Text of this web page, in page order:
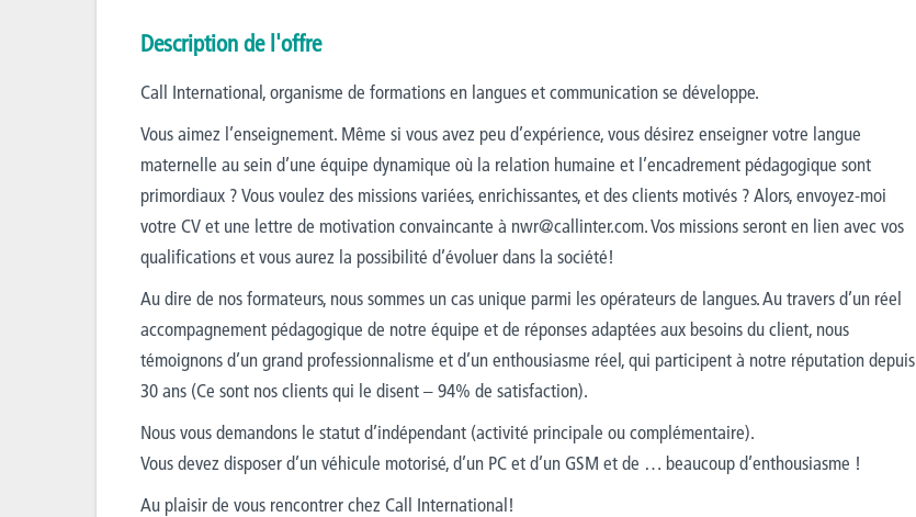
Description de l'offre
Call International, organisme de formations en langues et communication se développe.
Vous aimez l’enseignement. Même si vous avez peu d’expérience, vous désirez enseigner votre langue
maternelle au sein d’une équipe dynamique où la relation humaine et l’encadrement pédagogique sont
primordiaux ? Vous voulez des missions variées, enrichissantes, et des clients motivés ? Alors, envoyez-moi
votre CV et une lettre de motivation convaincante à nwr@callinter.com. Vos missions seront en lien avec vos
qualifications et vous aurez la possibilité d’évoluer dans la société!
Au dire de nos formateurs, nous sommes un cas unique parmi les opérateurs de langues. Au travers d’un réel
accompagnement pédagogique de notre équipe et de réponses adaptées aux besoins du client, nous
témoignons d’un grand professionnalisme et d’un enthousiasme réel, qui participent à notre réputation depuis
30 ans (Ce sont nos clients qui le disent – 94% de satisfaction).
Nous vous demandons le statut d’indépendant (activité principale ou complémentaire).
Vous devez disposer d’un véhicule motorisé, d’un PC et d’un GSM et de … beaucoup d’enthousiasme !
Au plaisir de vous rencontrer chez Call International!